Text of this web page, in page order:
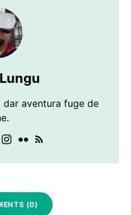
dar aventura fuge de
(0)